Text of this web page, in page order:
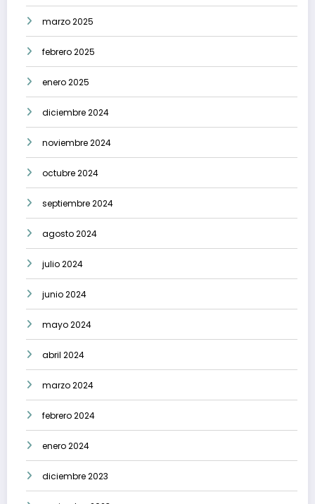
marzo 2025
febrero 2025
enero 2025
diciembre 2024
noviembre 2024
octubre 2024
septiembre 2024
agosto 2024
julio 2024
junio 2024
mayo 2024
abril 2024
marzo 2024
febrero 2024
enero 2024
diciembre 2023